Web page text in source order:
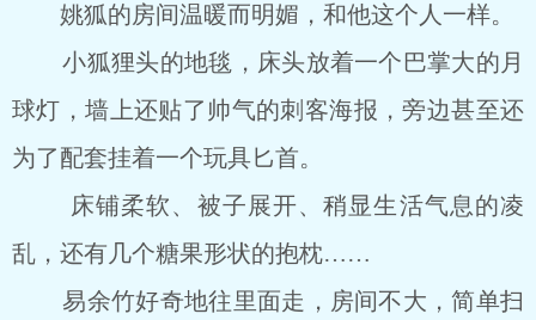
姚狐的房间温暖而明媚，和他这个人一样。
小狐狸头的地毯，床头放着一个巴掌大的月
球灯，墙上还贴了帅气的刺客海报，旁边甚至还
为了配套挂着一个玩具匕首。
床铺柔软、被子展开、稍显生活气息的凌
乱，还有几个糖果形状的抱枕……
易余竹好奇地往里面走，房间不大，简单扫